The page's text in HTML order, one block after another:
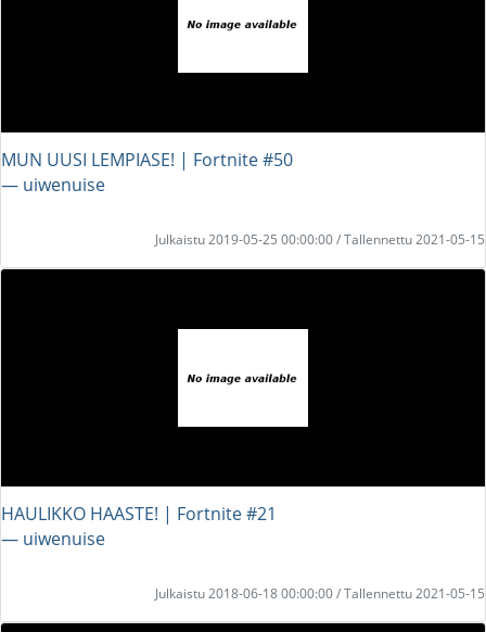
MUN UUSI LEMPIASE! | Fortnite #50
― uiwenuise
Julkaistu 2019-05-25 00:00:00 / Tallennettu 2021-05-15
HAULIKKO HAASTE! | Fortnite #21
― uiwenuise
Julkaistu 2018-06-18 00:00:00 / Tallennettu 2021-05-15